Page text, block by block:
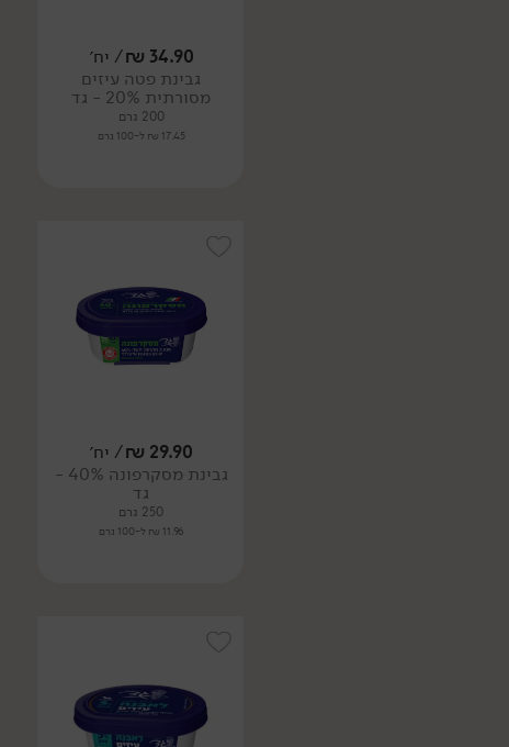
34.90
₪/ יח׳
גבינת פטה עיזים
מסורתית 20% - גד
200 גרם
17.45 ₪ ל-100 גרם
29.90
₪/ יח׳
גבינת מסקרפונה 40% -
גד
250 גרם
11.96 ₪ ל-100 גרם